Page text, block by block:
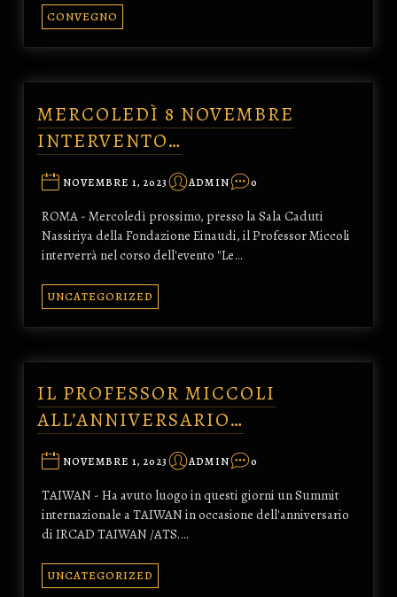
CONVEGNO
MERCOLEDÌ 8 NOVEMBRE
INTERVENTO…
NOVEMBRE 1, 2023 ADMIN 0
ROMA - Mercoledì prossimo, presso la Sala Caduti
Nassiriya della Fondazione Einaudi, il Professor Miccoli
interverrà nel corso dell'evento "Le…
UNCATEGORIZED
IL PROFESSOR MICCOLI
ALL’ANNIVERSARIO…
NOVEMBRE 1, 2023 ADMIN 0
TAIWAN - Ha avuto luogo in questi giorni un Summit
internazionale a TAIWAN in occasione dell'anniversario
di IRCAD TAIWAN /ATS.…
UNCATEGORIZED